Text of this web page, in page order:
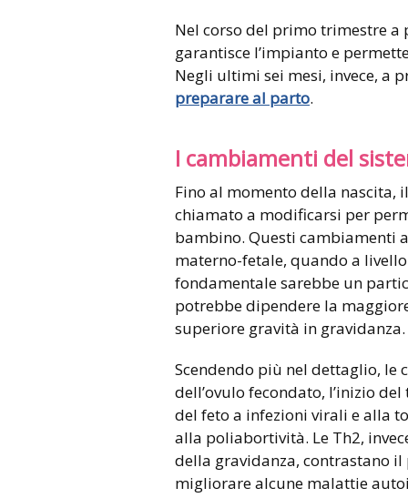
Nel corso del primo trimestre
garantisce l’impianto e
Negli ultimi sei mesi, invece, a
preparare al parto.
I cambiamenti del
Fino al momento della
chiamato a modificarsi per
bambino. Questi cambiamenti
materno-fetale, quando a
fondamentale sarebbe un
potrebbe dipendere la
superiore gravità in gravidanza.
Scendendo più nel dettaglio, le
dell’ovulo fecondato, l’inizio
del feto a infezioni virali e alla
alla poliabortività. Le Th2,
della gravidanza, contrastano
migliorare alcune malattie